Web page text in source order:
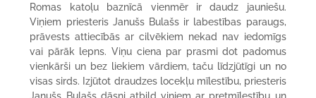
Romas katoļu baznīcā vienmēr ir daudz jauniešu.
Viņiem priesteris Janušs Bulašs ir labestības paraugs,
prāvests attiecībās ar cilvēkiem nekad nav iedomīgs
vai pārāk lepns. Viņu ciena par prasmi dot padomus
vienkārši un bez liekiem vārdiem, taču līdzjūtīgi un no
visas sirds. Izjūtot draudzes locekļu mīlestību, priesteris
Janušs Bulašs dāsni atbild viņiem ar pretmīlestību un